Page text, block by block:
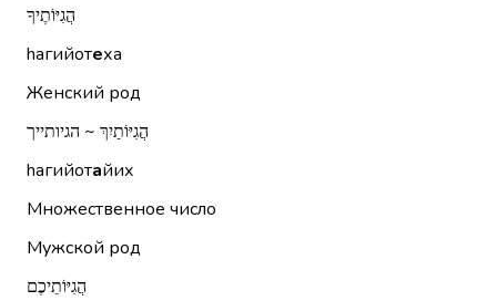
הֲגִיּוֹתֶיךָ
hагийотеха
Женский род
הֲגִיּוֹתַיִךְ ~ הגיותייך
hагийотайих
Множественное число
Мужской род
הֲגִיּוֹתֵיכֶם